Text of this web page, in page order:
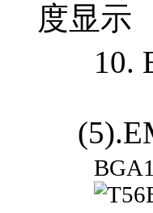
度
10.